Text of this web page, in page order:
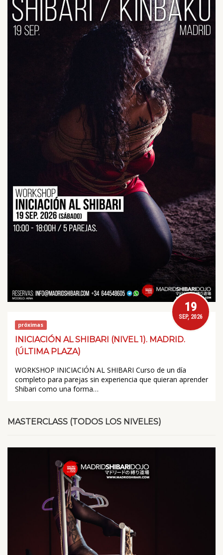
próximas
19
SEP, 2026
INICIACIÓN AL SHIBARI (NIVEL 1). MADRID.
(ÚLTIMA PLAZA)
WORKSHOP INICIACIÓN AL SHIBARI Curso de un día
completo para parejas sin experiencia que quieran aprender
Shibari como una forma…
MASTERCLASS (TODOS LOS NIVELES)